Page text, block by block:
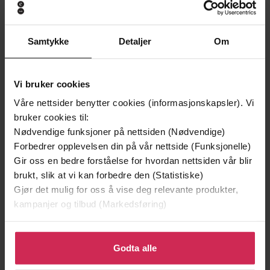
Samtykke Detaljer Om
Vi bruker cookies
Våre nettsider benytter cookies (informasjonskapsler). Vi
bruker cookies til:
Nødvendige funksjoner på nettsiden (Nødvendige)
Forbedrer opplevelsen din på vår nettside (Funksjonelle)
Gir oss en bedre forståelse for hvordan nettsiden vår blir
brukt, slik at vi kan forbedre den (Statistiske)
Gjør det mulig for oss å vise deg relevante produkter,
kampanjer og tilbud (Markedsføring)
Klikk på «Godta alle» for å gi oss ditt samtykke til å
bruke cookies for alle disse formålene. Du kan også
tilpasse ditt samtykke til spesifikke formål ved å klikke
Godta alle
Minnesota
Jo Nesbø
EBOK
Utskudd
EBOK
Undertittel
Ralph’s true story of abuse, secrets and
McDonald(innleser)